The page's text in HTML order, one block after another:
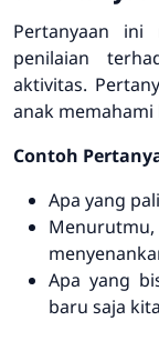
Pertanyaan ini
penilaian
aktivitas.
anak
Contoh
Apa yang
Apa yang
baru saja